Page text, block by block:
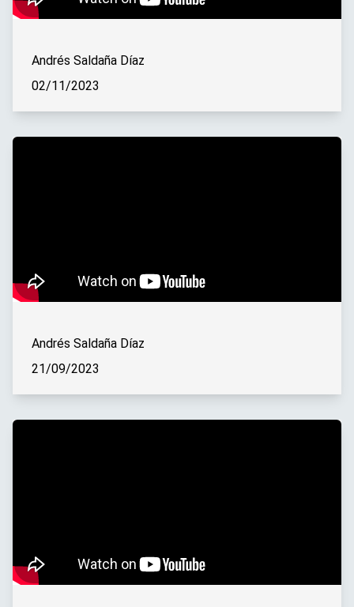
Andrés Saldaña Díaz
02/11/2023
Andrés Saldaña Díaz
21/09/2023